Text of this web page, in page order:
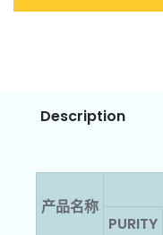
Description
产品名称
PURITY